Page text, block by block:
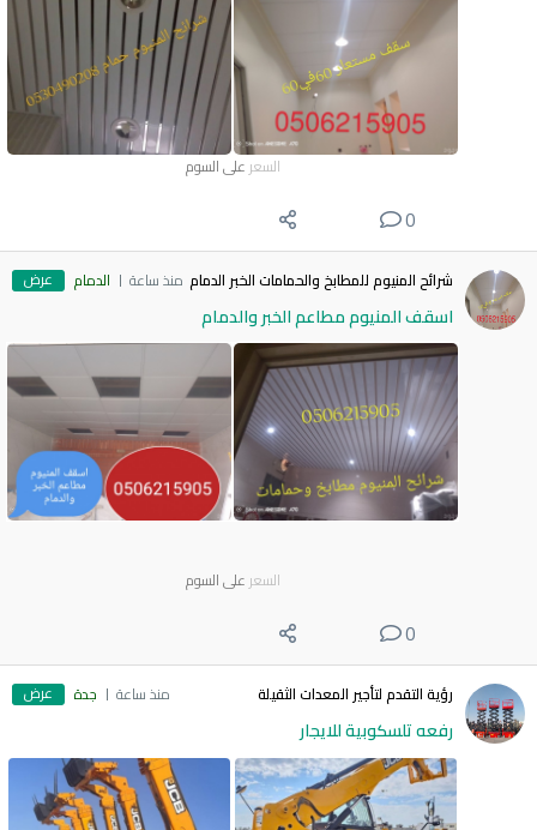
السعر على السوم
0
شرائح المنيوم للمطابخ والحمامات الخبر الدمام منذ ساعة الدمام عرض
اسقف المنيوم مطاعم الخبر والدمام
السعر على السوم
0
رؤية التقدم لتأجير المعدات الثقيلة منذ ساعة جدة عرض
رفعه تلسكوبية للايجار